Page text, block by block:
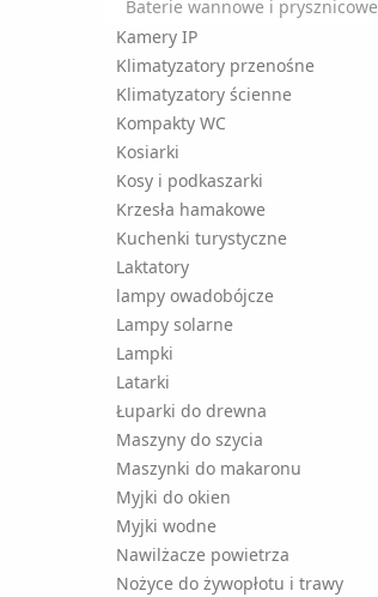
Baterie wannowe i prysznicowe
Kamery IP
Klimatyzatory przenośne
Klimatyzatory ścienne
Kompakty WC
Kosiarki
Kosy i podkaszarki
Krzesła hamakowe
Kuchenki turystyczne
Laktatory
lampy owadobójcze
Lampy solarne
Lampki
Latarki
Łuparki do drewna
Maszyny do szycia
Maszynki do makaronu
Myjki do okien
Myjki wodne
Nawilżacze powietrza
Nożyce do żywopłotu i trawy